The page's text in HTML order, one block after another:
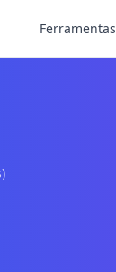
Ferramentas